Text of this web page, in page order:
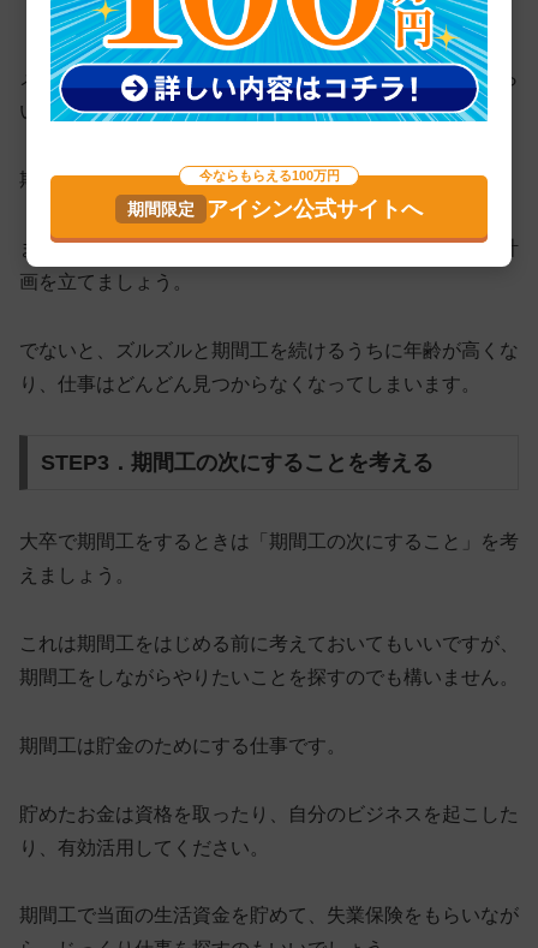
「稼げるメーカー」で働いたときの話です。
メーカーによっては、アルバイトより少し多く稼げるくら
いのこともあります。
期間工はあくまでも「貯金のためにする仕事」です。
まずは貯金する額を決め、それをいつまでに貯めるのか計
画を立てましょう。
でないと、
ズルズルと期間工を続けるうちに年齢が高くな
り、仕事はどんどん見つからなくなってしまいます。
STEP3．期間工の次にすることを考える
大卒で期間工をするときは「期間工の次にすること」を考
えましょう。
これは期間工をはじめる前に考えておいてもいいですが、
期間工をしながらやりたいことを探すのでも構いません。
期間工は貯金のためにする仕事です。
貯めたお金は資格を取ったり、自分のビジネスを起こした
り、有効活用してください。
期間工で当面の生活資金を貯めて、失業保険をもらいなが
今ならもらえる100万円
アイシン公式サイトへ